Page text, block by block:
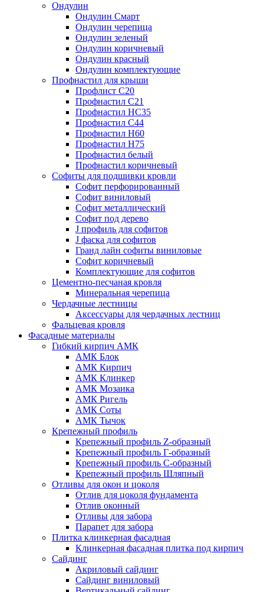
Ондулин
Ондулин Смарт
Ондулин черепица
Ондулин зеленый
Ондулин коричневый
Ондулин красный
Ондулин комплектующие
Профнастил для крыши
Профлист С20
Профнастил С21
Профнастил НС35
Профнастил С44
Профнастил Н60
Профнастил Н75
Профнастил белый
Профнастил коричневый
Софиты для подшивки кровли
Cофит перфорированный
Софит виниловый
Софит металлический
Софит под дерево
J профиль для софитов
J фаска для софитов
Гранд лайн софиты виниловые
Софит коричневый
Комплектующие для софитов
Цементно-песчаная кровля
Минеральная черепица
Чердачные лестницы
Аксессуары для чердачных лестниц
Фальцевая кровля
Фасадные материалы
Гибкий кирпич АМК
АМК Блок
АМК Кирпич
АМК Клинкер
АМК Мозаика
АМК Ригель
АМК Соты
АМК Тычок
Крепежный профиль
Крепежный профиль Z-образный
Крепежный профиль Г-образный
Крепежный профиль С-образный
Крепежный профиль Шляпный
Отливы для окон и цоколя
Отлив для цоколя фундамента
Отлив оконный
Отливы для забора
Парапет для забора
Плитка клинкерная фасадная
Клинкерная фасадная плитка под кирпич
Сайдинг
Акриловый сайдинг
Сайдинг виниловый